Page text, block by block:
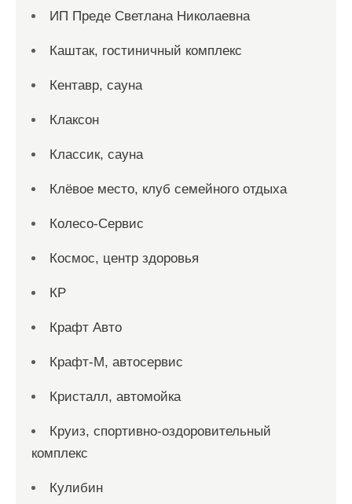
ИП Преде Светлана Николаевна
Каштак, гостиничный комплекс
Кентавр, сауна
Клаксон
Классик, сауна
Клёвое место, клуб семейного отдыха
Колесо-Сервис
Космос, центр здоровья
КР
Крафт Авто
Крафт-М, автосервис
Кристалл, автомойка
Круиз, спортивно-оздоровительный
комплекс
Кулибин